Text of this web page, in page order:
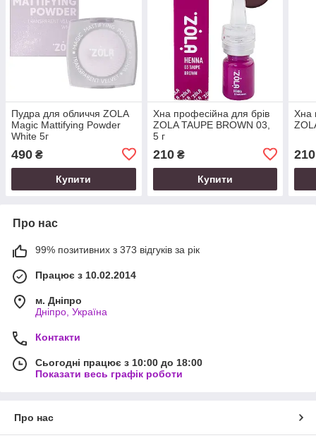
Пудра для обличчя ZOLA
Magic Mattifying Powder
White 5г
490 ₴
Купити
Хна професійна для брів
ZOLA TAUPE BROWN 03,
5 г
210₴
Купити
Хна
210
Про нас
99% позитивних з 373 відгуків за рік
Працює з 10.02.2014
м. Дніпро
Дніпро, Україна
Контакти
Сьогодні працює з 10:00 до 18:00
Показати весь графік роботи
Про нас